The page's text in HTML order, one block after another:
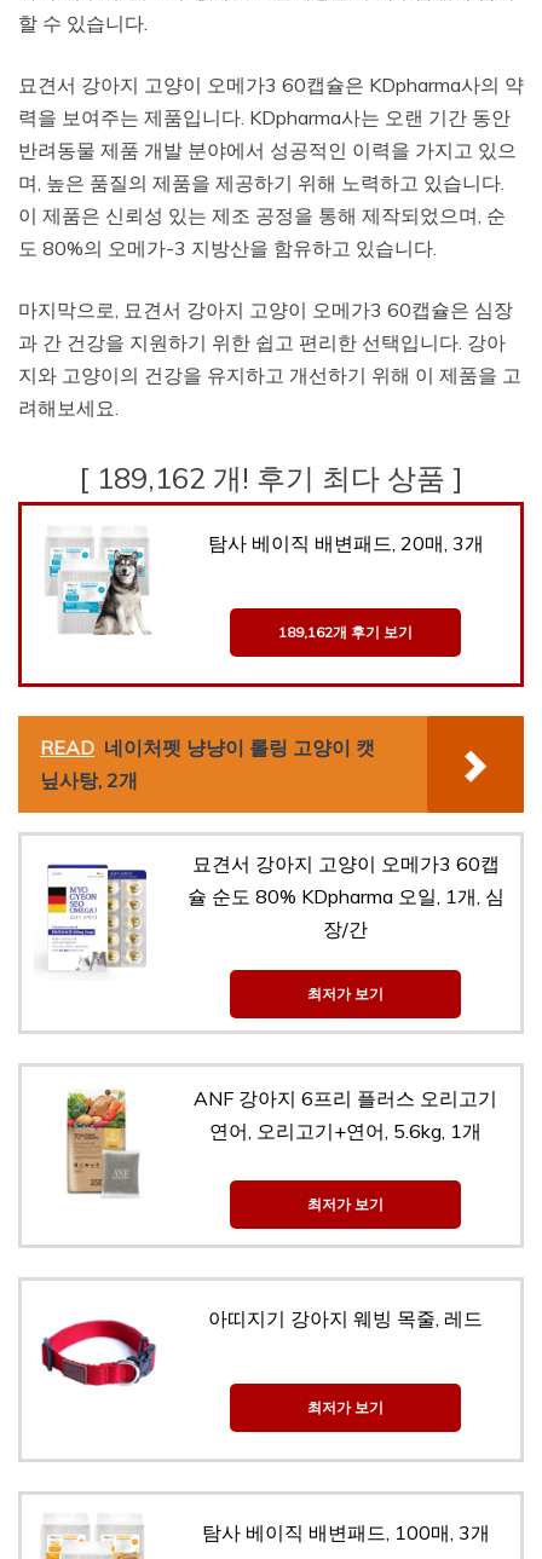
할 수 있습니다.
묘견서 강아지 고양이 오메가3 60캡슐은 KDpharma사의 약
력을 보여주는 제품입니다. KDpharma사는 오랜 기간 동안
반려동물 제품 개발 분야에서 성공적인 이력을 가지고 있으
며, 높은 품질의 제품을 제공하기 위해 노력하고 있습니다.
이 제품은 신뢰성 있는 제조 공정을 통해 제작되었으며, 순
도 80%의 오메가-3 지방산을 함유하고 있습니다.
마지막으로, 묘견서 강아지 고양이 오메가3 60캡슐은 심장
과 간 건강을 지원하기 위한 쉽고 편리한 선택입니다. 강아
지와 고양이의 건강을 유지하고 개선하기 위해 이 제품을 고
려해보세요.
[ 189,162 개! 후기 최다 상품 ]
탐사 베이직 배변패드, 20매, 3개
189,162개 후기 보기
READ 네이처펫 냥냥이 롤링 고양이 캣
닢사탕, 2개
묘견서 강아지 고양이 오메가3 60캡
슐 순도 80% KDpharma 오일, 1개, 심
장/간
최저가 보기
ANF 강아지 6프리 플러스 오리고기
연어, 오리고기+연어, 5.6kg, 1개
최저가 보기
아띠지기 강아지 웨빙 목줄, 레드
최저가 보기
탐사 베이직 배변패드, 100매, 3개